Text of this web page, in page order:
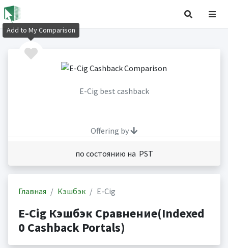
E-Cig best cashback
Offering by
по состоянию на PST
Главная Кэшбэк E-Cig
E-Cig Кэшбэк Сравнение(Indexed
0 Cashback Portals)
Add to My Comparison